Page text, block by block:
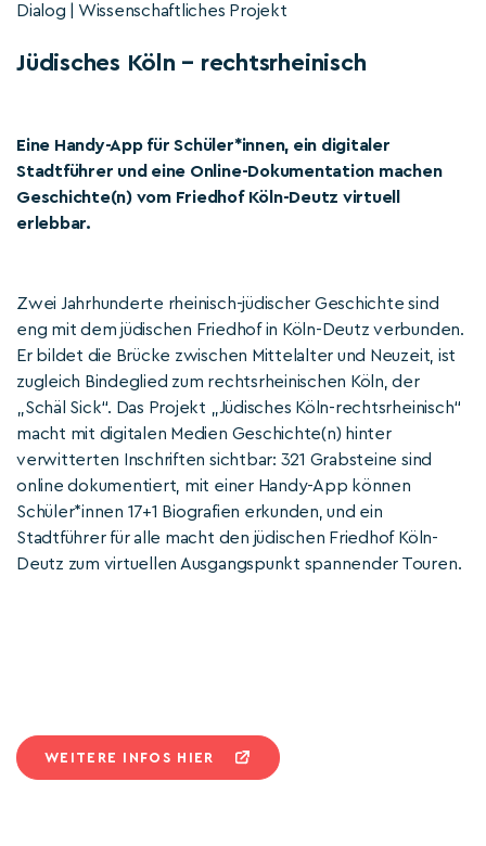
Dialog | Wissenschaftliches Projekt
Jüdisches Köln – rechtsrheinisch
Eine Handy-App für Schüler*innen, ein digitaler
Stadtführer und eine Online-Dokumentation machen
Geschichte(n) vom Friedhof Köln-Deutz virtuell
erlebbar.
Zwei Jahrhunderte rheinisch-jüdischer Geschichte sind
eng mit dem jüdischen Friedhof in Köln-Deutz verbunden.
Er bildet die Brücke zwischen Mittelalter und Neuzeit, ist
zugleich Bindeglied zum rechtsrheinischen Köln, der
„Schäl Sick“. Das Projekt „Jüdisches Köln-rechtsrheinisch“
macht mit digitalen Medien Geschichte(n) hinter
verwitterten Inschriften sichtbar: 321 Grabsteine sind
online dokumentiert, mit einer Handy-App können
Schüler*innen 17+1 Biografien erkunden, und ein
Stadtführer für alle macht den jüdischen Friedhof Köln-
Deutz zum virtuellen Ausgangspunkt spannender Touren.
WEITERE INFOS HIER